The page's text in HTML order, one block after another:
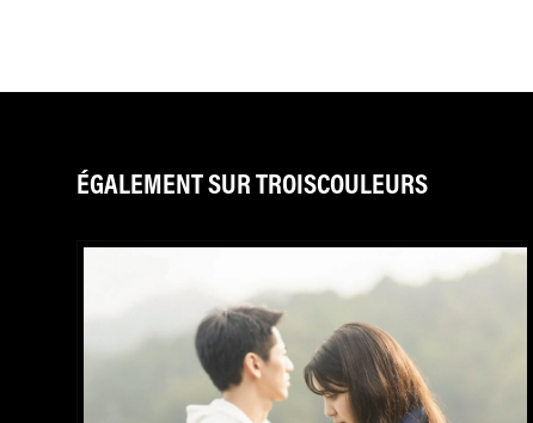
ÉGALEMENT SUR TROISCOULEURS